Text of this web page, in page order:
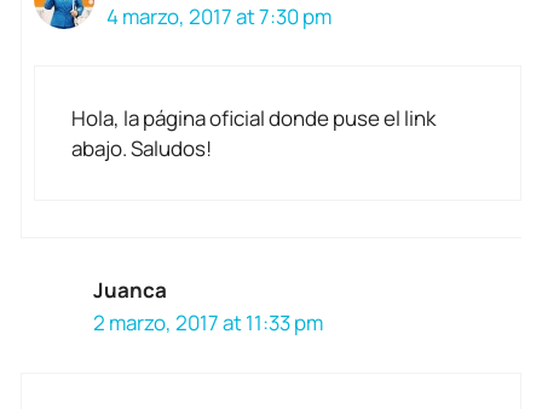
4 marzo, 2017 at 7:30 pm
Hola, la página oficial donde puse el link
abajo. Saludos!
Juanca
2 marzo, 2017 at 11:33 pm